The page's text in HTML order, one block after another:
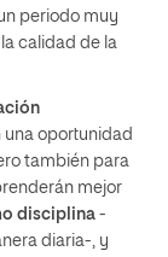
periodo muy
calidad de la
una oportunidad
también para
mejor
disciplina -
diaria-, y